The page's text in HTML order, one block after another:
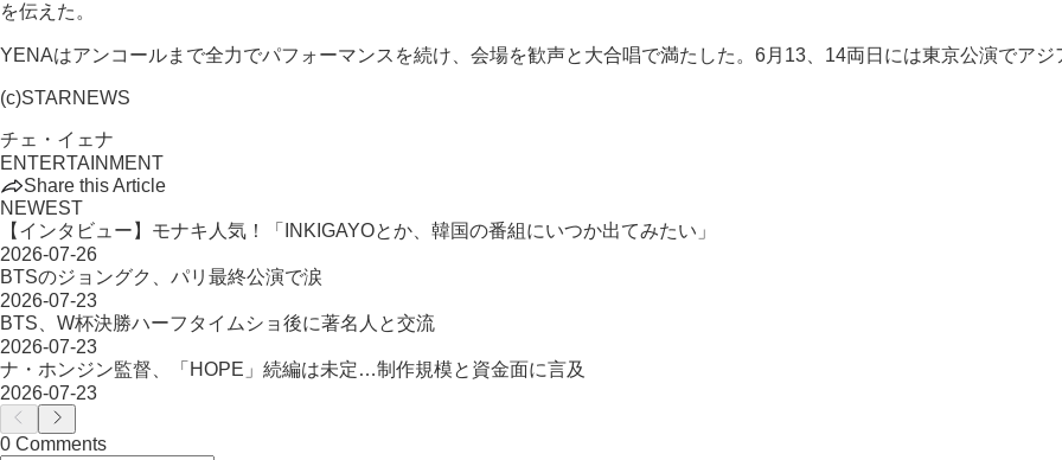
を伝えた。
YENAはアンコールまで全力でパフォーマンスを続け、会場を歓声と大合唱で満たした。6月13、14両日には東京公演でア
(c)STARNEWS
チェ・イェナ
ENTERTAINMENT
Share this Article
NEWEST
【インタビュー】モナキ人気！「INKIGAYOとか、韓国の番組にいつか出てみたい」
2026-07-26
BTSのジョングク、パリ最終公演で涙
2026-07-23
BTS、W杯決勝ハーフタイムショ後に著名人と交流
2026-07-23
ナ・ホンジン監督、「HOPE」続編は未定…制作規模と資金面に言及
2026-07-23
0 Comments